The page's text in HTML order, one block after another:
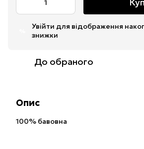
Увійти для відображення
знижки
До обраного
Опис
100% бавовна